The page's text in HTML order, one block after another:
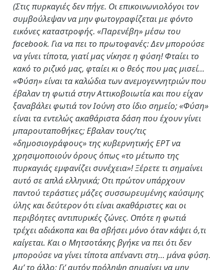
(Στις πυρκαγιές δεν πήγε. Οι επικοινωνιολόγοι τον
συμβούλεψαν να μην φωτογραφίζεται με φόντο
εικόνες καταστροφής. «Παρενέβη» μέσω του
facebook. Για να πει το πρωτοφανές: Δεν μπορούσε
να γίνει τίποτα, γιατί μας νίκησε η φύση! Φταίει το
κακό το ριζικό μας, φταίει κι ο θεός που μας μισεί…
«Φύση» είναι τα καλώδια των ανεμογεννητριών που
έβαλαν τη φωτιά στην Αττικοβοιωτία και που είχαν
ξαναβάλει φωτιά τον Ιούνη στο ίδιο σημείο; «Φύση»
είναι τα εντελώς ακαθάριστα δάση που έχουν γίνει
μπαρουταποθήκες; Εβαλαν τους/τις
«δημοσιογράφους» της κυβερνητικής ΕΡΤ να
χρησιμοποιούν όρους όπως «το μέτωπο της
πυρκαγιάς εμφανίζει συνέχεια»! Ξέρετε τι σημαίνει
αυτό σε απλά ελληνικά; Οτι πρώτον υπάρχουν
παντού τεράστιες μάζες συσσωρευμένης καύσιμης
ύλης και δεύτερον ότι είναι ακαθάριστες και οι
περιβόητες αντιπυρικές ζώνες. Οπότε η φωτιά
τρέχει αδιάκοπα και θα σβήσει μόνο όταν κάψει ό,τι
καίγεται. Και ο Μητσοτάκης βγήκε να πει ότι δεν
μπορούσε να γίνει τίποτα απέναντι στη… μάνα φύση.
Αμ’ το άλλο; Γι’ αυτόν πρόληψη σημαίνει να μην